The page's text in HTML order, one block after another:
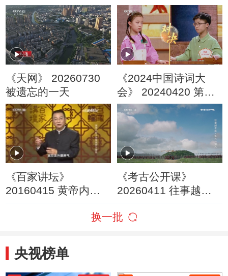
隐秘圈套
《天网》 20260730
被遗忘的一天
《2024中国诗词大
会》 20240420 第七
场 山河
《百家讲坛》
20160415 黄帝内经 8
《考古公开课》
20260411 往事越千
换一批
央视榜单